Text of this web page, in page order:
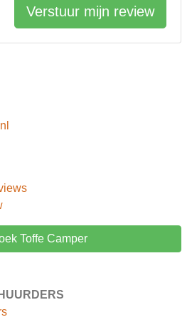
Toffe Camper
Verstuur mijn review